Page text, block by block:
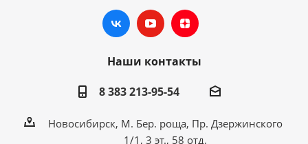
Наши контакты
8 383 213-95-54
Новосибирск, М. Бер. роща, Пр. Дзержинского
1/1, 3 эт., 58 отд.